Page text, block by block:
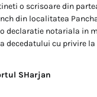
o scrisoare din
din localitatea
declaratie notariala in
cu privire
SHarjan